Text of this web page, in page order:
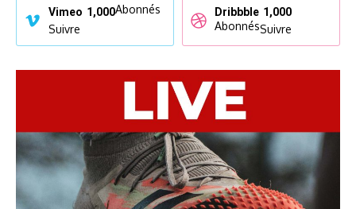
Vimeo 1,000Abonnés
Suivre
Dribbble 1,000
AbonnésSuivre